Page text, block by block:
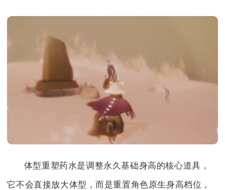
体型重塑药水是调整永久基础身高的核心道具，
它不会直接放大体型，而是重置角色原生身高档位，